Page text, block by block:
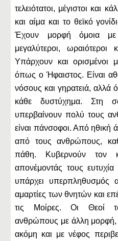
τελειότατοι, μέγιστοι και
και αίμα και το θεϊκό
Έχουν μορφή όμοια
μεγαλύτεροι, ωραιότεροι
Υπάρχουν και ορισμένοι
όπως ο Ήφαιστος. Είναι
νόσους και γηρατειά, αλλά
κάθε δυστύχημα. Στη
υπερβαίνουν πολύ τους
είναι πάνσοφοι. Από ηθική
από τους ανθρώπους,
πάθη. Κυβερνούν τον
απονέμοντάς τους
υπάρχει υπερπληθυσμός
αμαρτίες των θνητών και
τις Μοίρες. Οι Θεοί
ανθρώπους με άλλη μορφή,
ακόμη και με νέφος